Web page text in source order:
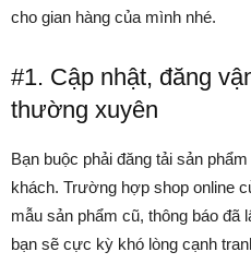
cho gian hàng của mình nhé.
#1. Cập nhật, đăng
thường xuyên
Bạn buộc phải đăng tải sản
khách. Trường hợp shop online
mẫu sản phẩm cũ, thông báo đã
bạn sẽ cực kỳ khó lòng cạnh